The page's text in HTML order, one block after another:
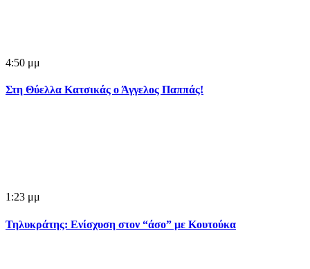
4:50 μμ
Στη Θύελλα Κατσικάς ο Άγγελος Παππάς!
1:23 μμ
Τηλυκράτης: Ενίσχυση στον “άσο” με Κουτούκα